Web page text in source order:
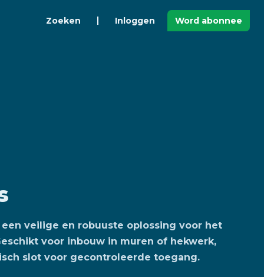
Zoeken Inloggen Word abonnee
veilige en robuuste oplossing voor het
voor inbouw in muren of hekwerk,
slot voor gecontroleerde toegang.